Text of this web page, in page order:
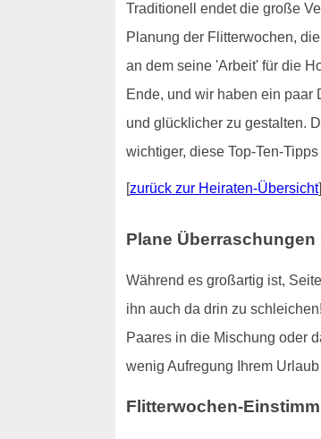
Traditionell endet die große
Planung der Flitterwochen,
an dem seine 'Arbeit' für die
Ende, und wir haben ein paar
und glücklicher zu gestalten.
wichtiger, diese Top-Ten-
[zurück zur Heiraten-Übersicht]
Plane Überraschungen
Während es großartig ist,
ihn auch da drin zu
Paares in die Mischung oder
wenig Aufregung Ihrem
Flitterwochen-